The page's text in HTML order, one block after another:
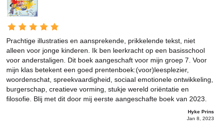
Prachtige illustraties en aansprekende, prikkelende tekst, niet
alleen voor jonge kinderen. Ik ben leerkracht op een basisschool
voor anderstaligen. Dit boek aangeschaft voor mijn groep 7. Voor
mijn klas betekent een goed prentenboek:(voor)leesplezier,
woordenschat, spreekvaardigheid, sociaal emotionele ontwikkeling,
burgerschap, creatieve vorming, stukje wereld oriëntatie en
filosofie. Blij met dit door mij eerste aangeschafte boek van 2023.
Hyke Prins
Jan 8, 2023